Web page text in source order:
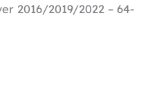
2016/2019/2022 – 64-